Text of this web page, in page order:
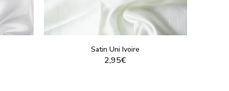
Satin Uni Ivoire
2,95€